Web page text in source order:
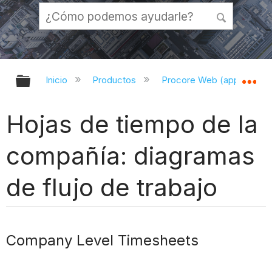
Expandir/contraer jerarquía global
Inicio Productos Procore Web
Hojas de tiempo de la
compañía: diagramas
de flujo de trabajo
Company Level Timesheets